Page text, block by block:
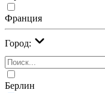
Франция
Город:
Берлин